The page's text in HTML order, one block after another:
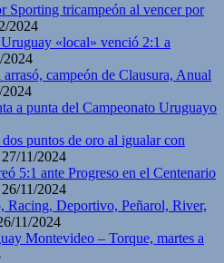
Sporting tricampeón al vencer por
2024
«local» venció 2:1 a
2024
campeón de Clausura, Anual
a punta del Campeonato Uruguayo
puntos de oro al igualar con
27/11/2024
5:1 ante Progreso en el Centenario
26/11/2024
Racing, Deportivo, Peñarol, River,
11/2024
Montevideo – Torque, martes a